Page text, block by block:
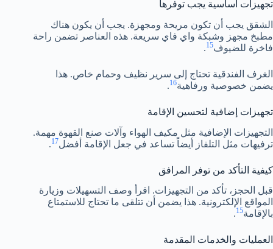
تجهيزات أساسية يجب توفرها
الشقق يجب أن تكون مريحة ومجهزة. يجب أن يكون هناك
مطبخ مجهز وشبكة واي فاي سريعة. هذه العناصر تضمن راحة
فاخرة للضيوف15
.
الغرف الفندقية تحتاج إلى سرير نظيف وحمام خاص. هذا
يضمن خصوصية ورفاهية16
.
تجهيزات إضافية لتحسين الإقامة
التجهيزات الإضافية مثل مكيف الهواء وآلات صنع القهوة مهمة.
ترفيهات مثل التلفاز أيضاً تساعد في جعل الإقامة أفضل17
.
كيفية التأكد من توفر المرافق
قبل الحجز، تأكد من التجهيزات. اقرأ وصف التسهيلات وزيارة
المواقع الإلكترونية. هذا يضمن أن تتلقى ما تحتاج للاستمتاع
بالإقامة15
.
العمليات والخدمات المقدمة